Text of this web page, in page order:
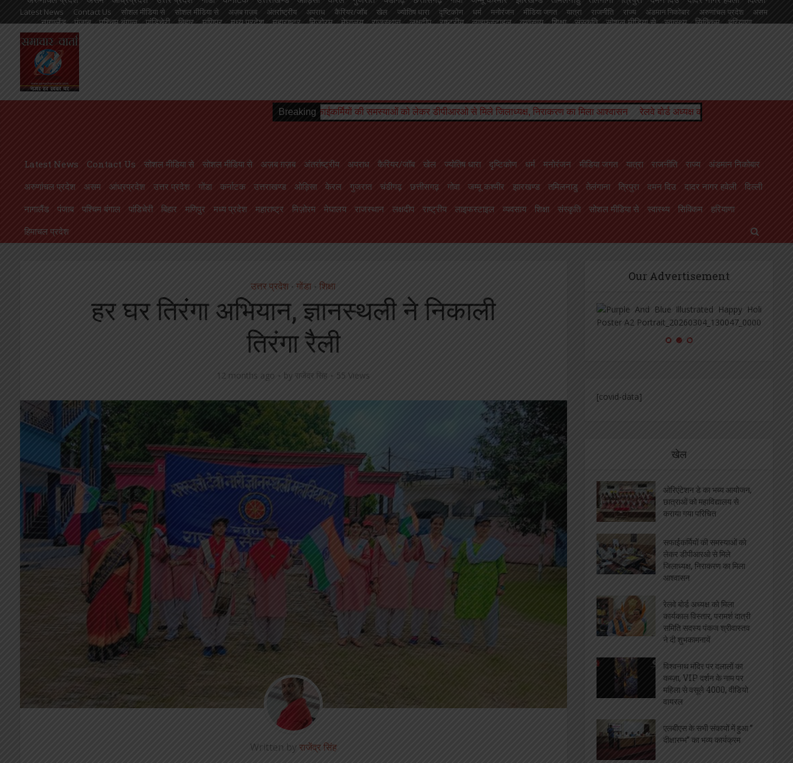
नागालैंड
पंजाब पश्चिम बंगाल पांडिचेरी बिहार मणिपुर मध्य प्रदेश महाराष्ट्र मिज़ोरम मेघालय राजस्थान लक्षदीप राष्ट्रीय लाइफस्टाइल व्यवसाय शिक्षा संस्कृति सोशल मीडिया से स्वास्थ्य सिक्किम
हरियाणा
Latest News Contact Us सोशल मीडिया से सोशल मीडिया से अज़ब ग़ज़ब अंतर्राष्ट्रीय अपराध कैरियर/जॉब खेल ज्योतिष धारा दृष्टिकोण धर्म मनोरंजन मीडिया जगत यात्रा राजनीति राज्य अंडमान निकोबार अरुणांचल प्रदेश असम
आंध्रप्रदेश उत्तर प्रदेश
मणिपुर मध्य प्रदेश
Breaking
सफाईकर्मियों की समस्याओं को लेकर डीपीआरओ से मिले जिलाध्यक्ष, निराकरण का मिला आश्वासन रेलवे बोर्ड अध्यक्ष को मिला कार्यकाल विस्तार, परामर्श दात्री समिति सदस्य पंकज
Latest News Contact Us सोशल मीडिया से सोशल मीडिया से अज़ब ग़ज़ब अंतर्राष्ट्रीय अपराध कैरियर/जॉब खेल ज्योतिष धारा दृष्टिकोण धर्म मनोरंजन मीडिया जगत यात्रा राजनीति राज्य
अंडमान निकोबार
अरुणांचल प्रदेश
असम आंध्रप्रदेश उत्तर प्रदेश गोंडा कर्नाटक उत्तराखण्ड ओड़िसा केरल गुजरात चंडीगढ़ छत्तीसगढ़ गोवा जम्मू कश्मीर झारखण्ड तमिलनाडु तेलंगाना त्रिपुरा दमन दिउ दादर नागर हवेली
दिल्ली
नागालैंड
पंजाब पश्चिम बंगाल पांडिचेरी बिहार मणिपुर मध्य प्रदेश महाराष्ट्र मिज़ोरम मेघालय राजस्थान लक्षदीप राष्ट्रीय लाइफस्टाइल व्यवसाय शिक्षा संस्कृति सोशल मीडिया से स्वास्थ्य सिक्किम
हरियाणा
हिमाचल प्रदेश
उत्तर प्रदेश • गोंडा • शिक्षा
हर घर तिरंगा अभियान, ज्ञानस्थली ने निकाली
तिरंगा रैली
12 months ago byराजेंद्र सिंह 55 Views
Written byराजेंद्र सिंह
Our Advertisement
खेल
ओरिएंटेशन डे का भब्य आयोजन,
छात्राओं को महाविद्यालय से
कराया गया परिचित
सफाईकर्मियों की समस्याओं को
लेकर डीपीआरओ से मिले